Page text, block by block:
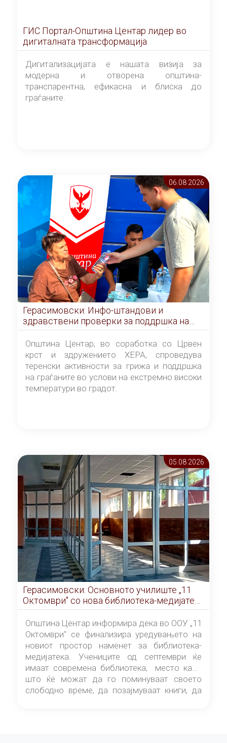
ГИС Портал-Општина Центар лидер во
дигиталната трансформација
Дигитализацијата е нашата визија за
модерна и отворена општина-
транспарентна, ефикасна и блиска до
граѓаните.
06.08 2026
Герасимовски: Инфо-штандови и
здравствени проверки за поддршка на
граѓаните во услови на топлотен бран
Општина Центар, во соработка со Црвен
крст и здружението ХЕРА, спроведува
теренски активности за грижа и поддршка
на граѓаните во услови на екстремно високи
температури во градот.
05.08 2026
Герасимовски: Основното училиште „11
Октомври" со нова библиотека-медијатека
од септември
Општина Центар информира дека во ООУ „11
Октомври" се финализира уредувањето на
новиот простор наменет за библиотека-
медијатека. Учениците од септември ќе
имаат современа библиотека, место каде
што ќе можат да го поминуваат своето
слободно време, да позајмуваат книги, да